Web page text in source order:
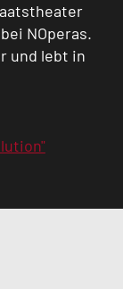
NOperas.
und lebt in